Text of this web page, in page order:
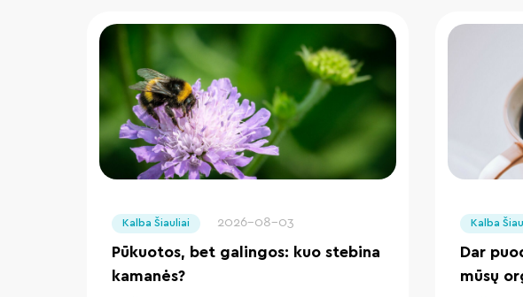
Kalba Šiauliai 2026-08-03
Pūkuotos, bet galingos: kuo stebina
kamanės?
Kalba
Dar
mūsų